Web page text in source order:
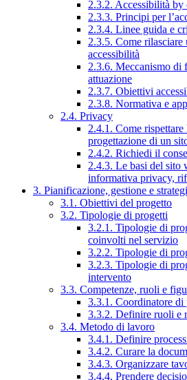
2.3.2. Accessibilità by
2.3.3. Principi per
2.3.4. Linee guida e
2.3.5. Come
accessibilità
2.3.6. Meccanismo di
attuazione
2.3.7. Obiettivi
2.3.8. Normativa e
2.4. Privacy
2.4.1. Come
progettazione di un
2.4.2. Richiedi il
2.4.3. Le basi del sito
informativa privacy,
3. Pianificazione, gestione e
3.1. Obiettivi del progetto
3.2. Tipologie di progetti
3.2.1. Tipologie di
coinvolti nel servizio
3.2.2. Tipologie di
3.2.3. Tipologie di
intervento
3.3. Competenze, ruoli e
3.3.1. Coordinatore di
3.3.2. Definire ruoli e
3.4. Metodo di lavoro
3.4.1. Definire
3.4.2. Curare la
3.4.3. Organizzare
3.4.4. Prendere